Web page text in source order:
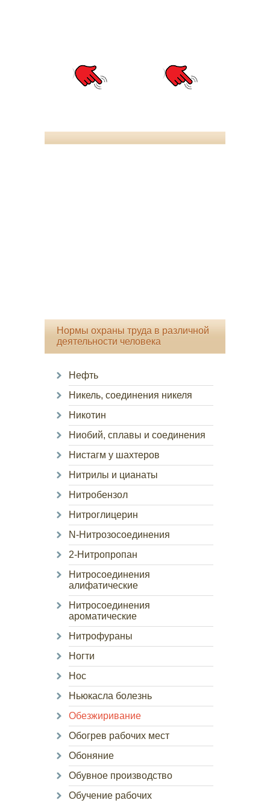
Нормы охраны труда в различной
деятельности человека
Нефть
Никель, соединения никеля
Никотин
Ниобий, сплавы и соединения
Нистагм у шахтеров
Нитрилы и цианаты
Нитробензол
Нитроглицерин
N-Нитрозосоединения
2-Нитропропан
Нитросоединения
алифатические
Нитросоединения
ароматические
Нитрофураны
Ногти
Нос
Ньюкасла болезнь
Обезжиривание
Обогрев рабочих мест
Обоняние
Обувное производство
Обучение рабочих